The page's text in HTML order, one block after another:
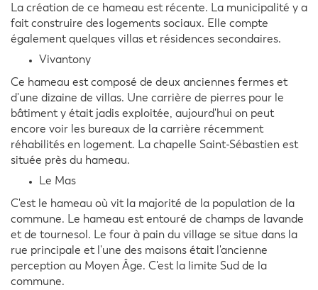
La création de ce hameau est récente. La municipalité y a
fait construire des logements sociaux. Elle compte
également quelques villas et résidences secondaires.
Vivantony
Ce hameau est composé de deux anciennes fermes et
d'une dizaine de villas. Une carrière de pierres pour le
bâtiment y était jadis exploitée, aujourd'hui on peut
encore voir les bureaux de la carrière récemment
réhabilités en logement. La chapelle Saint-Sébastien est
située près du hameau.
Le Mas
C'est le hameau où vit la majorité de la population de la
commune. Le hameau est entouré de champs de lavande
et de tournesol. Le four à pain du village se situe dans la
rue principale et l'une des maisons était l'ancienne
perception au Moyen Âge. C'est la limite Sud de la
commune.